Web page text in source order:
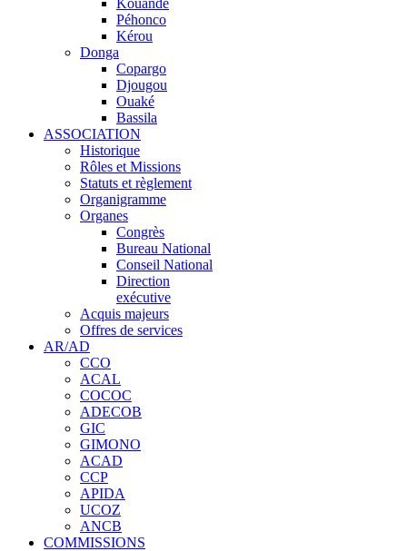
Kouandé
Péhonco
Kérou
Donga
Copargo
Djougou
Ouaké
Bassila
ASSOCIATION
Historique
Rôles et Missions
Statuts et règlement
Organigramme
Organes
Congrès
Bureau National
Conseil National
Direction
exécutive
Acquis majeurs
Offres de services
AR/AD
CCO
ACAL
COCOC
ADECOB
GIC
GIMONO
ACAD
CCP
APIDA
UCOZ
ANCB
COMMISSIONS